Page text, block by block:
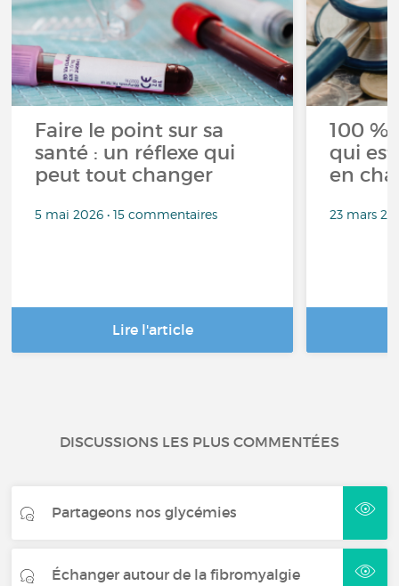
Faire le point sur sa
santé : un réflexe qui
peut tout changer
5 mai 2026 • 15 commentaires
Lire l'article
100 %
qui
en
23 mars
DISCUSSIONS LES PLUS COMMENTÉES
Partageons nos glycémies
Échanger autour de la fibromyalgie